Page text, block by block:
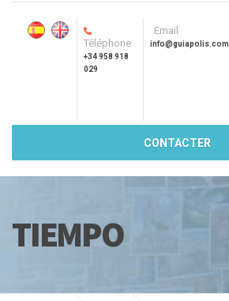
Téléphone
+34 958 918
029
Email
info@guiapolis.com
CONTACTER
TIEMPO